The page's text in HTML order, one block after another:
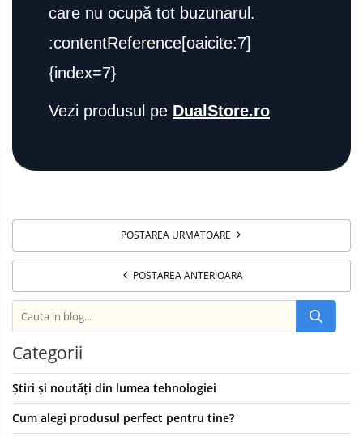
care nu ocupă tot buzunarul.
:contentReference[oaicite:7]
{index=7}
Vezi produsul pe DualStore.ro
POSTAREA URMATOARE
POSTAREA ANTERIOARA
Categorii
Știri și noutăți din lumea tehnologiei
Cum alegi produsul perfect pentru tine?